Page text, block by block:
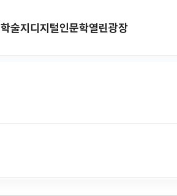
학술지디지털인문학열린광장